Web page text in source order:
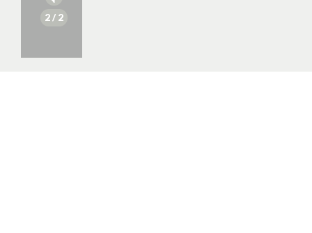
2/ 2